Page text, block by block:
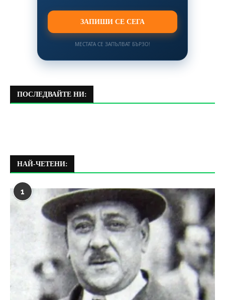
ЗАПИШИ СЕ СЕГА
МЕСТАТА СЕ ЗАПЪЛВАТ БЪРЗО!
ПОСЛЕДВАЙТЕ НИ:
НАЙ-ЧЕТЕНИ:
1